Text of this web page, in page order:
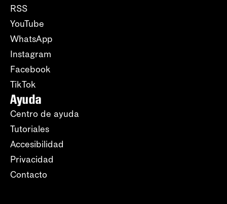
RSS
YouTube
WhatsApp
Instagram
Facebook
TikTok
Ayuda
Centro de ayuda
Tutoriales
Accesibilidad
Privacidad
Contacto